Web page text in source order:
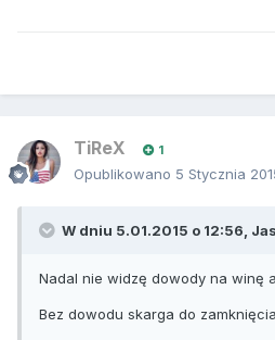
TiReX 1
Opublikowano 5 Stycznia
W dniu 5.01.2015 o 12:56,
Nadal nie widzę dowody na winę
Bez dowodu skarga do